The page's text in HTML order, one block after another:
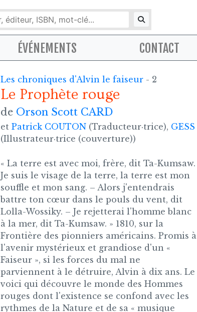
ÉVÉNEMENTS CONTACT
Les chroniques d'Alvin le faiseur - 2
Le Prophète rouge
de Orson Scott CARD
et Patrick COUTON (Traducteur·trice), GESS
(Illustrateur·trice (couverture))
« La terre est avec moi, frère, dit Ta-Kumsaw.
Je suis le visage de la terre, la terre est mon
souffle et mon sang. – Alors j'entendrais
battre ton cœur dans le pouls du vent, dit
Lolla-Wossiky. – Je rejetterai l'homme blanc
à la mer, dit Ta-Kumsaw. » 1810, sur la
Frontière des pionniers américains. Promis à
l'avenir mystérieux et grandiose d'un «
Faiseur », si les forces du mal ne
parviennent à le détruire, Alvin à dix ans. Le
voici qui découvre le monde des Hommes
rouges dont l'existence se confond avec les
rythmes de la Nature et de sa « musique